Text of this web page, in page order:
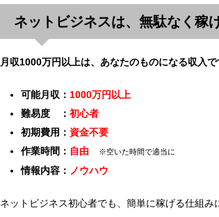
ネットビジネスは、無駄なく稼
月収1000万円以上は、あなたのものになる収入で
可能月収： 1000万円以上
難易度 ： 初心者
初期費用： 資金不要
作業時間： 自由 ※空いた時間で適当に
情報内容： ノウハウ
ネットビジネス初心者でも、簡単に稼げる仕組み